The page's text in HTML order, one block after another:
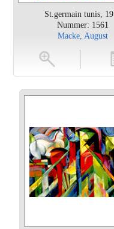
St.germain tunis,
Nummer: 1561
Macke, August
toevoegen